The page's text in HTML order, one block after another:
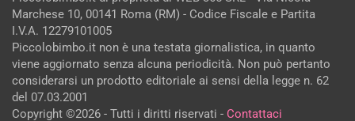
Marchese 10, 00141 Roma (RM) - Codice Fiscale e Partita
I.V.A. 12279101005
Piccolobimbo.it non è una testata giornalistica, in quanto
viene aggiornato senza alcuna periodicità. Non può pertanto
considerarsi un prodotto editoriale ai sensi della legge n. 62
del 07.03.2001
Copyright ©2026 - Tutti i diritti riservati - Contattaci